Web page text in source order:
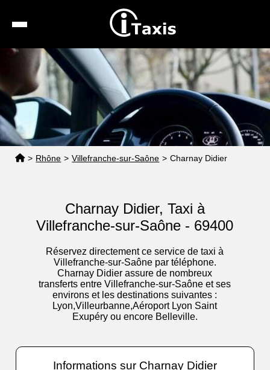
Recherche
Calcul de tarif
Taxis conventionnés
Espace pro
> Rhône > Villefranche-sur-Saône > Charnay Didier
Charnay Didier, Taxi à
Villefranche-sur-Saône - 69400
Réservez directement ce service de taxi à
Villefranche-sur-Saône par téléphone.
Charnay Didier assure de nombreux
transferts entre Villefranche-sur-Saône et ses
environs et les destinations suivantes :
Lyon,Villeurbanne,Aéroport Lyon Saint
Exupéry ou encore Belleville.
Informations sur Charnay Didier